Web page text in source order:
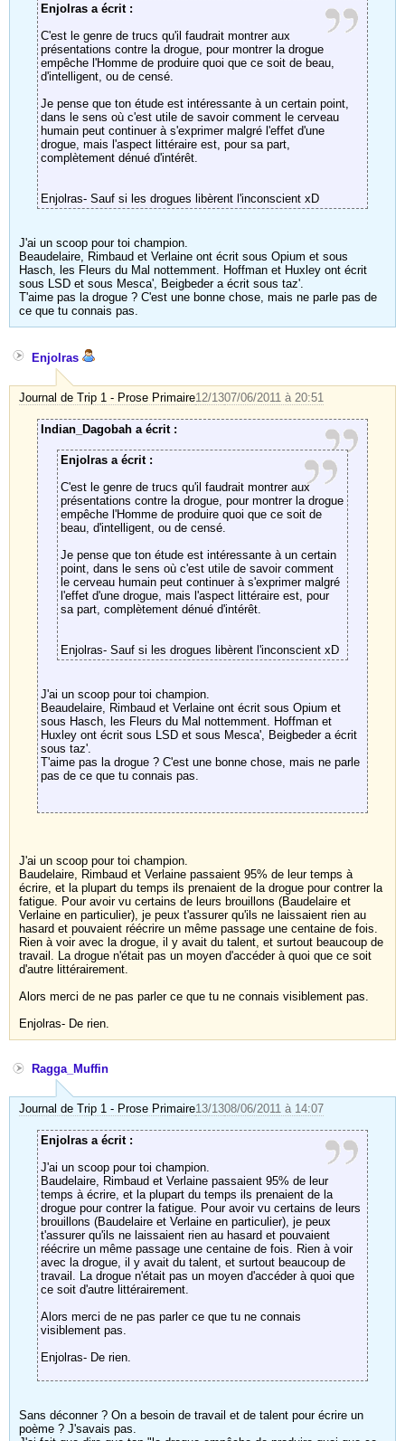
Enjolras a écrit :
C'est le genre de trucs qu'il faudrait montrer aux
présentations contre la drogue, pour montrer la drogue
empêche l'Homme de produire quoi que ce soit de beau,
d'intelligent, ou de censé.
Je pense que ton étude est intéressante à un certain point,
dans le sens où c'est utile de savoir comment le cerveau
humain peut continuer à s'exprimer malgré l'effet d'une
drogue, mais l'aspect littéraire est, pour sa part,
complètement dénué d'intérêt.
Enjolras- Sauf si les drogues libèrent l'inconscient xD
J'ai un scoop pour toi champion.
Beaudelaire, Rimbaud et Verlaine ont écrit sous Opium et sous
Hasch, les Fleurs du Mal nottemment. Hoffman et Huxley ont écrit
sous LSD et sous Mesca', Beigbeder a écrit sous taz'.
T'aime pas la drogue ? C'est une bonne chose, mais ne parle pas de
ce que tu connais pas.
Enjolras
Journal de Trip 1 - Prose Primaire12/1307/06/2011 à 20:51
Indian_Dagobah a écrit :
Enjolras a écrit :
C'est le genre de trucs qu'il faudrait montrer aux
présentations contre la drogue, pour montrer la drogue
empêche l'Homme de produire quoi que ce soit de
beau, d'intelligent, ou de censé.
Je pense que ton étude est intéressante à un certain
point, dans le sens où c'est utile de savoir comment
le cerveau humain peut continuer à s'exprimer malgré
l'effet d'une drogue, mais l'aspect littéraire est, pour
sa part, complètement dénué d'intérêt.
Enjolras- Sauf si les drogues libèrent l'inconscient xD
J'ai un scoop pour toi champion.
Beaudelaire, Rimbaud et Verlaine ont écrit sous Opium et
sous Hasch, les Fleurs du Mal nottemment. Hoffman et
Huxley ont écrit sous LSD et sous Mesca', Beigbeder a écrit
sous taz'.
T'aime pas la drogue ? C'est une bonne chose, mais ne parle
pas de ce que tu connais pas.
J'ai un scoop pour toi champion.
Baudelaire, Rimbaud et Verlaine passaient 95% de leur temps à
écrire, et la plupart du temps ils prenaient de la drogue pour contrer la
fatigue. Pour avoir vu certains de leurs brouillons (Baudelaire et
Verlaine en particulier), je peux t'assurer qu'ils ne laissaient rien au
hasard et pouvaient réécrire un même passage une centaine de fois.
Rien à voir avec la drogue, il y avait du talent, et surtout beaucoup de
travail. La drogue n'était pas un moyen d'accéder à quoi que ce soit
d'autre littérairement.
Alors merci de ne pas parler ce que tu ne connais visiblement pas.
Enjolras- De rien.
Ragga_Muffin
Journal de Trip 1 - Prose Primaire13/1308/06/2011 à 14:07
Enjolras a écrit :
J'ai un scoop pour toi champion.
Baudelaire, Rimbaud et Verlaine passaient 95% de leur
temps à écrire, et la plupart du temps ils prenaient de la
drogue pour contrer la fatigue. Pour avoir vu certains de leurs
brouillons (Baudelaire et Verlaine en particulier), je peux
t'assurer qu'ils ne laissaient rien au hasard et pouvaient
réécrire un même passage une centaine de fois. Rien à voir
avec la drogue, il y avait du talent, et surtout beaucoup de
travail. La drogue n'était pas un moyen d'accéder à quoi que
ce soit d'autre littérairement.
Alors merci de ne pas parler ce que tu ne connais
visiblement pas.
Enjolras- De rien.
Sans déconner ? On a besoin de travail et de talent pour écrire un
poème ? J'savais pas.